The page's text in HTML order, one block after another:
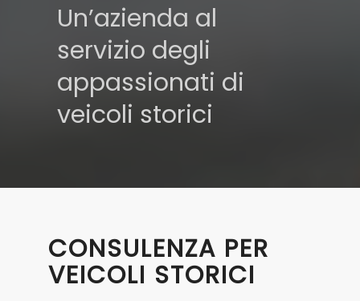
Un’azienda al
servizio degli
appassionati di
veicoli storici
CONSULENZA PER
VEICOLI STORICI